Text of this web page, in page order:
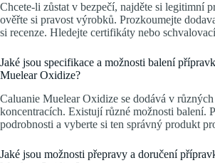
Chcete-li zůstat v bezpečí, najděte si legitimní
ověřte si pravost výrobků. Prozkoumejte
si recenze. Hledejte certifikáty nebo
Jaké jsou specifikace a možnosti balení
Muelear Oxidize?
Caluanie Muelear Oxidize se dodává v
koncentracích. Existují různé možnosti balení.
podrobnosti a vyberte si ten správný produkt
Jaké jsou možnosti přepravy a doručení